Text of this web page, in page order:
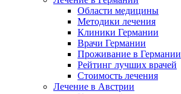
Области медицины
Методики лечения
Клиники Германии
Врачи Германии
Проживание в Германии
Рейтинг лучших врачей
Стоимость лечения
Лечение в Австрии